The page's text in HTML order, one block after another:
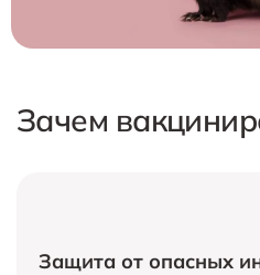
Зачем
Защита от опасных